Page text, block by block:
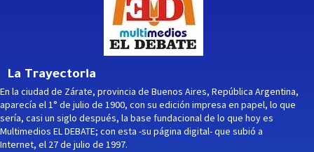
La Trayectoria
En la ciudad de Zárate, provincia de Buenos Aires, República Argentina,
aparecía el 1° de julio de 1900, con su edición impresa en papel, lo que
sería, casi un siglo después, la base fundacional de lo que hoy es
Multimedios EL DEBATE; con esta -su página digital- que subió a
Internet, el 27 de julio de 1997.